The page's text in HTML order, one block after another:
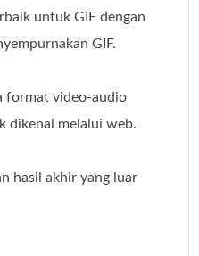
untuk GIF dengan
GIF.
format video-audio
dikenal melalui web.
hasil akhir yang luar